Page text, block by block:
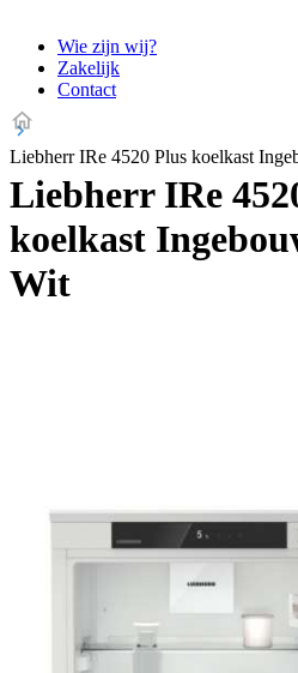
Wie zijn wij?
Zakelijk
Contact
Liebherr IRe 4520 Plus koelkast
Liebherr IRe
koelkast
Wit